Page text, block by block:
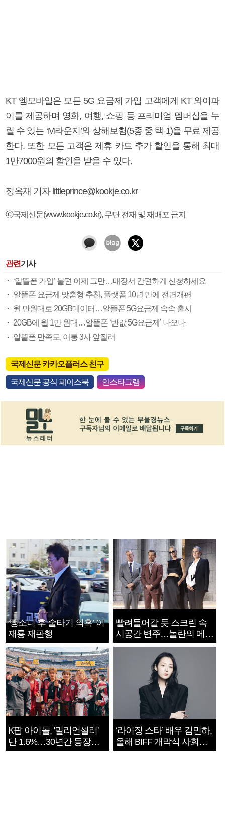
KT 엠모바일은 모든 5G 요금제 가입 고객에게 KT 와이파
이를 제공하며 영화, 여행, 쇼핑 등 프리미엄 멤버십을 누
릴 수 있는 ‘M라운지’와 상해보험(5종 중 택 1)을 무료 제공
한다. 또한 모든 고객은 제휴 카드 추가 할인을 통해 최대
1만7000원의 할인을 받을 수 있다.
정옥재 기자 littleprince@kookje.co.kr
ⓒ국제신문(www.kookje.co.kr), 무단 전재 및 재배포 금지
관련기사
‘알뜰폰 가입’ 불편 이제 그만…매장서 간편하게 신청하세요
알뜰폰 요금제 맞춤형 추천, 플랫폼 10년 만에 전면개편
월 만원대로 20GB데이터…알뜰폰 5G요금제 속속 출시
20GB에 월 1만 원대…알뜰폰 ‘반값 5G요금제’ 나오나
알뜰폰 만족도, 이통 3사 앞질러
국제신문 카카오플러스 친구
국제신문 공식 페이스북 인스타그램
‘뺑소니 후 술타기 의혹’ 이
재룡 재판행
빨려들어갈 듯 스크린 속
시공간 변주…놀란의 메시
지는 ‘전쟁 속죄’
K팝 아이돌, '밀리언셀러'
단 1.6%…30년간 등장
1182개팀 전수조사
‘라이징 스타’ 배우 김민하,
올해 BIFF 개막식 사회자
확정